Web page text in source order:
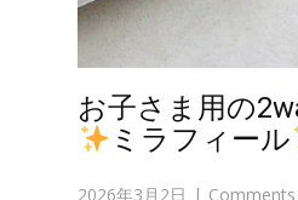
お子さま用の
ミラフィール
2026年3月2日 Comments